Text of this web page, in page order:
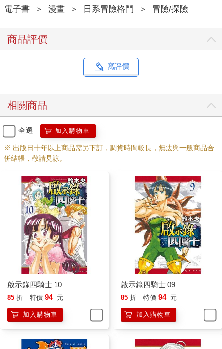
電子書 ＞ 漫畫 ＞ 日系冒險格鬥 ＞ 冒險/探險
商品評價
寫評價
相關商品
全選 加入購物車
※ 出版日十年以上商品需另下訂，調貨時間較長，無法與一般商品合
併結帳，敬請見諒。
啟示錄四騎士 10
85 折 特價 94 元
加入購物車
啟示錄四騎士 09
85 折 特價 94 元
加入購物車